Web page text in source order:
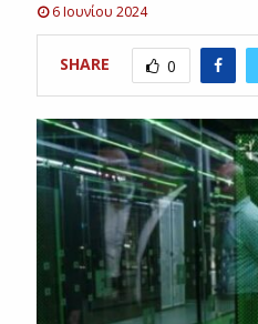
6 Ιουνίου 2024
SHARE 0